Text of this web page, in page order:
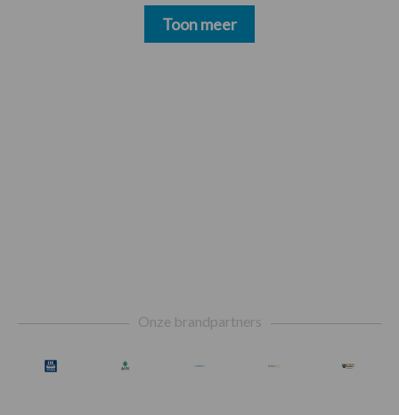
Toon meer
Onze brandpartners